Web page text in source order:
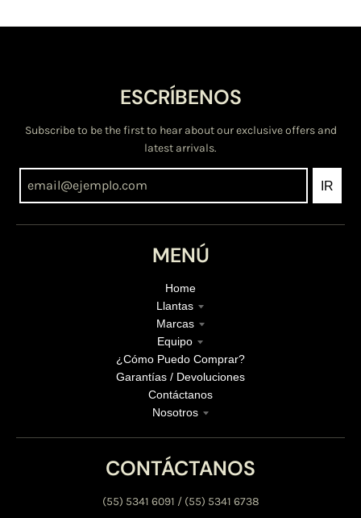
ESCRÍBENOS
Subscribe to be the first to hear about our exclusive offers and
latest arrivals.
IR
MENÚ
Home
Llantas
Marcas
Equipo
¿Cómo Puedo Comprar?
Garantías / Devoluciones
Contáctanos
Nosotros
CONTÁCTANOS
(55) 5341 6091 / (55) 5341 6738